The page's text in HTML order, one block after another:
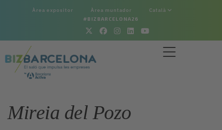
Àrea expositor Àrea muntador Català
#BIZBARCELONA26
Mireia del Pozo